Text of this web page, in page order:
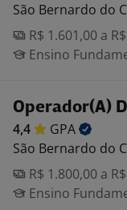
São Bernardo do
R$ 1.601,00 a
Ensino
Operador(A)
4,4
GPA
São Bernardo do
R$ 1.800,00 a
Ensino